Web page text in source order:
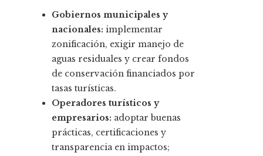
Gobiernos municipales y
nacionales: implementar
zonificación, exigir manejo de
aguas residuales y crear fondos
de conservación financiados por
tasas turísticas.
Operadores turísticos y
empresarios: adoptar buenas
prácticas, certificaciones y
transparencia en impactos;